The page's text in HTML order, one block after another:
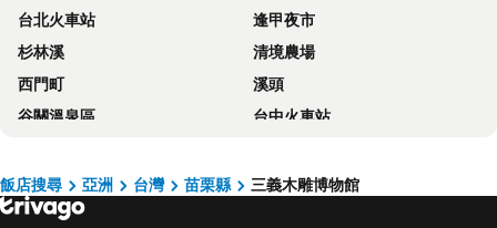
Yellow Stone M.V.
Flower Home
Maison-Philo Homestay B & B
Green Yard Business Hotel
Love B&B
Around The Tree Manor
自然風情景觀民宿
Sun Moon Star
Chi Meng Rou Holiday Villa
Frogs Time
Reindeer Miaoli Green Wave
台北火車站
逢甲夜市
杉林溪
清境農場
西門町
溪頭
谷關溫泉區
台中火車站
關子嶺溫泉
台中一中商圈
六福村主題遊樂園
飯店搜尋 亞洲 台灣 苗栗縣 三義木雕博物館